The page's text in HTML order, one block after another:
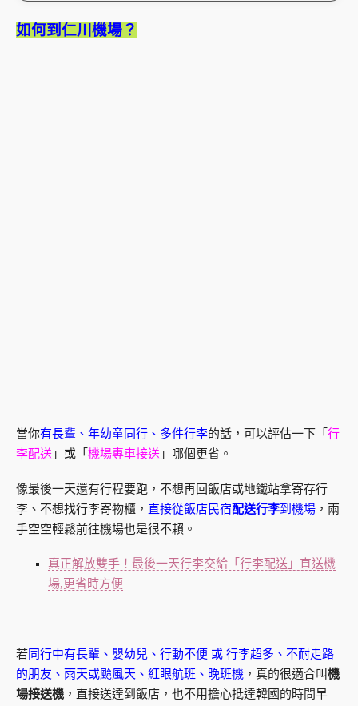
如何到仁川機場？
當你有長輩、年幼童同行、多件行李的話，可以評估一下「 行
李配送 」或「 機場專車接送 」哪個更省。
像最後一天還有行程要跑，不想再回飯店或地鐵站拿寄存行
李、不想找行李寄物櫃， 直接從飯店民宿配送行李到機場 ，兩
手空空輕鬆前往機場也是很不賴。
真正解放雙手！最後一天行李交給「行李配送」直送機
場,更省時方便
若同行中有長輩、嬰幼兒、行動不便 或 行李超多、不耐走路
的朋友、雨天或颱風天、紅眼航班、晚班機 ，真的很適合叫機
場接送機 ，直接送達到飯店，也不用擔心抵達韓國的時間早